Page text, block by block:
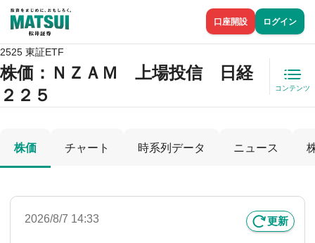
口座開設 ログイン
2525 東証ETF
株価 ：ＮＺＡＭ 上場投信 日経
２２５
コンテンツ
株価 チャート 時系列データ ニュース
2026/8/7 14:33 更新